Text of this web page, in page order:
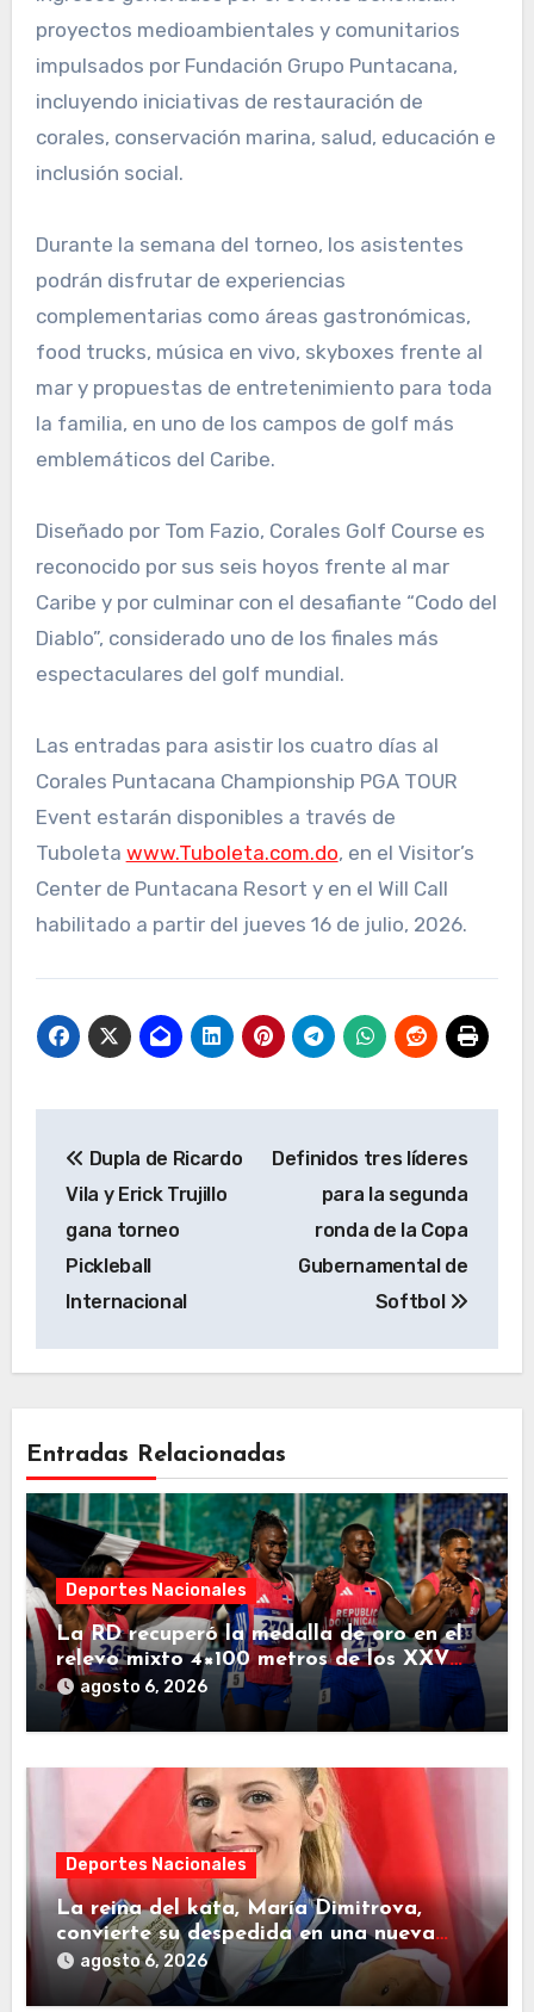
proyectos medioambientales y comunitarios
impulsados por Fundación Grupo Puntacana,
incluyendo iniciativas de restauración de
corales, conservación marina, salud, educación e
inclusión social.
Durante la semana del torneo, los asistentes
podrán disfrutar de experiencias
complementarias como áreas gastronómicas,
food trucks, música en vivo, skyboxes frente al
mar y propuestas de entretenimiento para toda
la familia, en uno de los campos de golf más
emblemáticos del Caribe.
Diseñado por Tom Fazio, Corales Golf Course es
reconocido por sus seis hoyos frente al mar
Caribe y por culminar con el desafiante “Codo del
Diablo”, considerado uno de los finales más
espectaculares del golf mundial.
Las entradas para asistir los cuatro días al
Corales Puntacana Championship PGA TOUR
Event estarán disponibles a través de
Tuboleta www.Tuboleta.com.do, en el Visitor’s
Center de Puntacana Resort y en el Will Call
habilitado a partir del jueves 16 de julio, 2026.
de
entradas
Dupla de Ricardo
Vila y Erick Trujillo
gana torneo
Pickleball
Internacional
Definidos tres líderes
para la segunda
ronda de la Copa
Gubernamental de
Softbol
Entradas Relacionadas
Deportes Nacionales
La RD recuperó la medalla de oro en el
relevo mixto 4×100 metros de los XXV
Juegos Centroamericanos 2026
agosto 6, 2026
Deportes Nacionales
La reina del kata, María Dimitrova,
convierte su despedida en una nueva
página dorada para República
Dominicana
agosto 6, 2026